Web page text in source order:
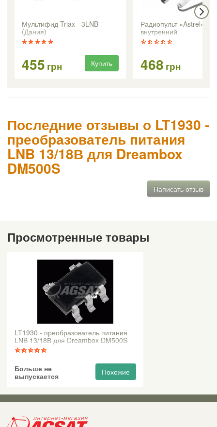
Мультифид Triax - 3LNB
(Дания)
455 грн Купить
Радиопульт «Astrel»
внутренний
468 грн
Последние отзывы о LT1930 -
преобразователь питания
LNB 13/18В для Dreambox
DM500S
Написать отзыв
Просмотренные товары
LT1930 - преобразователь питания
LNB 13/18В для Dreambox DM500S
Больше не
выпускается
Похожие